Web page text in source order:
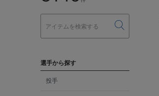
選手から探す
投手